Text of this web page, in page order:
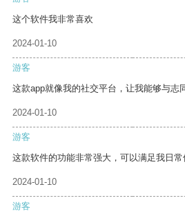
这个软件我非常喜欢
2024-01-10
游客
这款app就像我的社交平台，让我能够与志
2024-01-10
游客
这款软件的功能非常强大，可以满足我日常
2024-01-10
游客